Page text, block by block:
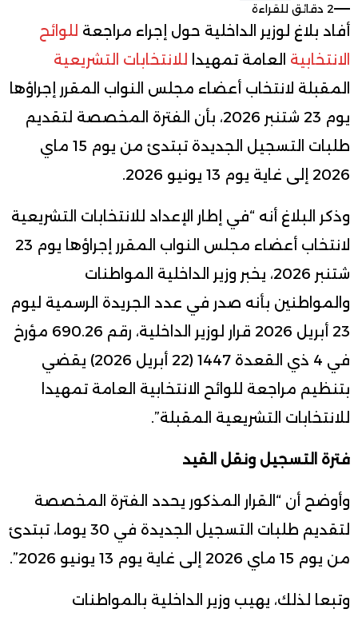
2 دقائق للقراءة
أفاد بلاغ لوزير الداخلية حول إجراء مراجعة للوائح
الانتخابية العامة تمهيدا للانتخابات التشريعية
المقبلة لانتخاب أعضاء مجلس النواب المقرر إجراؤها
يوم 23 شتنبر 2026، بأن الفترة المخصصة لتقديم
طلبات التسجيل الجديدة تبتدئ من يوم 15 ماي
2026 إلى غاية يوم 13 يونيو 2026.
وذكر البلاغ أنه “في إطار الإعداد للانتخابات التشريعية
لانتخاب أعضاء مجلس النواب المقرر إجراؤها يوم 23
شتنبر 2026، يخبر وزير الداخلية المواطنات
والمواطنين بأنه صدر في عدد الجريدة الرسمية ليوم
23 أبريل 2026 قرار لوزير الداخلية، رقم 690.26 مؤرخ
في 4 ذي القعدة 1447 (22 أبريل 2026) يقضي
بتنظيم مراجعة للوائح الانتخابية العامة تمهيدا
للانتخابات التشريعية المقبلة”.
فترة التسجيل ونقل القيد
وأوضح أن “القرار المذكور يحدد الفترة المخصصة
لتقديم طلبات التسجيل الجديدة في 30 يوما، تبتدئ
من يوم 15 ماي 2026 إلى غاية يوم 13 يونيو 2026”.
وتبعا لذلك، يهيب وزير الداخلية بالمواطنات